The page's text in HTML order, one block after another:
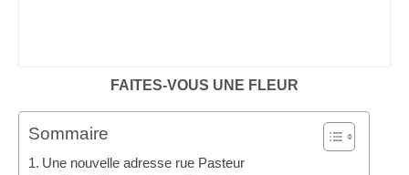
FAITES-VOUS UNE FLEUR
Sommaire
Une nouvelle adresse rue Pasteur